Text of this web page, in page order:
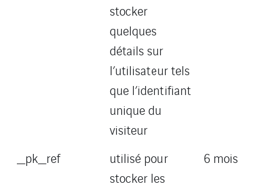
stocker
quelques
détails sur
l’utilisateur tels
que l’identifiant
unique du
visiteur
_pk_ref
utilisé pour
stocker les
6 mois